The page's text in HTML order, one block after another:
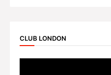
CLUB LONDON